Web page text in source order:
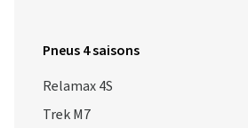
Pneus 4 saisons
Relamax 4S
Trek M7